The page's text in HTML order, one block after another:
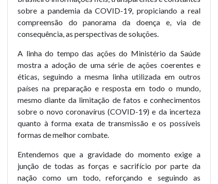
sobre a pandemia da COVID-19, propiciando a real
compreensão do panorama da doença e, via de
consequência, as perspectivas de soluções.
A linha do tempo das ações do Ministério da Saúde
mostra a adoção de uma série de ações coerentes e
éticas, seguindo a mesma linha utilizada em outros
países na preparação e resposta em todo o mundo,
mesmo diante da limitação de fatos e conhecimentos
sobre o novo coronavírus (COVID-19) e da incerteza
quanto à forma exata de transmissão e os possíveis
formas de melhor combate.
Entendemos que a gravidade do momento exige a
junção de todas as forças e sacrifício por parte da
nação como um todo, reforçando e seguindo as